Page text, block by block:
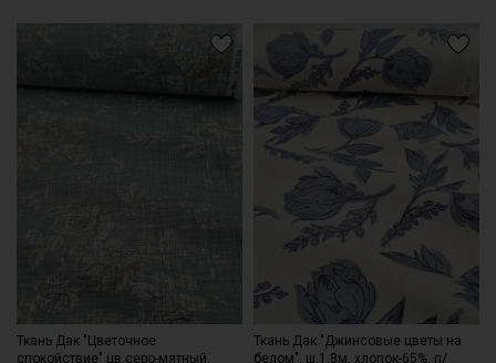
Ткань Дак "Цветочное
спокойствие" цв.серо-мятный,
Ткань Дак "Джинсовые цветы на
белом", ш.1.8м, хлопок-65%, п/